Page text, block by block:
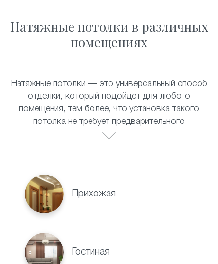
Натяжные потолки в различных
помещениях
Натяжные потолки — это универсальный способ
отделки, который подойдет для любого
помещения, тем более, что установка такого
потолка не требует предварительного
выравнивания поверхности. Полотно прекрасно
прекрасно смотрятся в:
Прихожая
Гостиная